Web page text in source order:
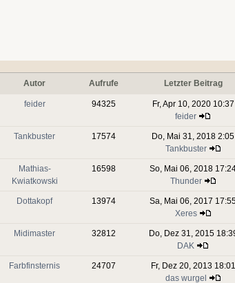
Autor Aufrufe Letzter Beitrag
feider 94325
Fr, Apr 10, 2020 10:37
feider
Tankbuster 17574
Do, Mai 31, 2018 2:05
Tankbuster
Mathias-
Kwiatkowski
16598
So, Mai 06, 2018
Thunder
Dottakopf 13974
Sa, Mai 06, 2017
Xeres
Midimaster 32812
Do, Dez 31, 2015
DAK
Farbfinsternis 24707
Fr, Dez 20, 2013 18:01
das wurgel